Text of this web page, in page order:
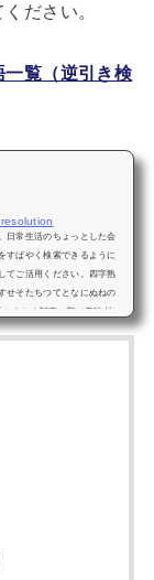
ださい。
一覧（逆引き検
日常生活のちょっとした会
すばやく検索できるように
てご活用ください。四字熟
せそたちつてとなにぬねの
まとめ記事一覧（意味付
する為のまとめ記事四字熟